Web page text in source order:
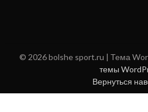
© 2026 bolshe sport.ru | Тема
темы
Вернуться